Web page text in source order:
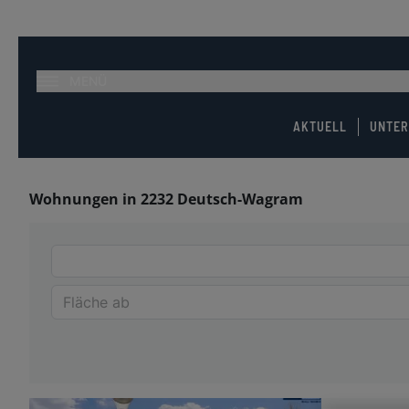
AKTUELL
Wohnungen in 2232 Deutsch-Wagram